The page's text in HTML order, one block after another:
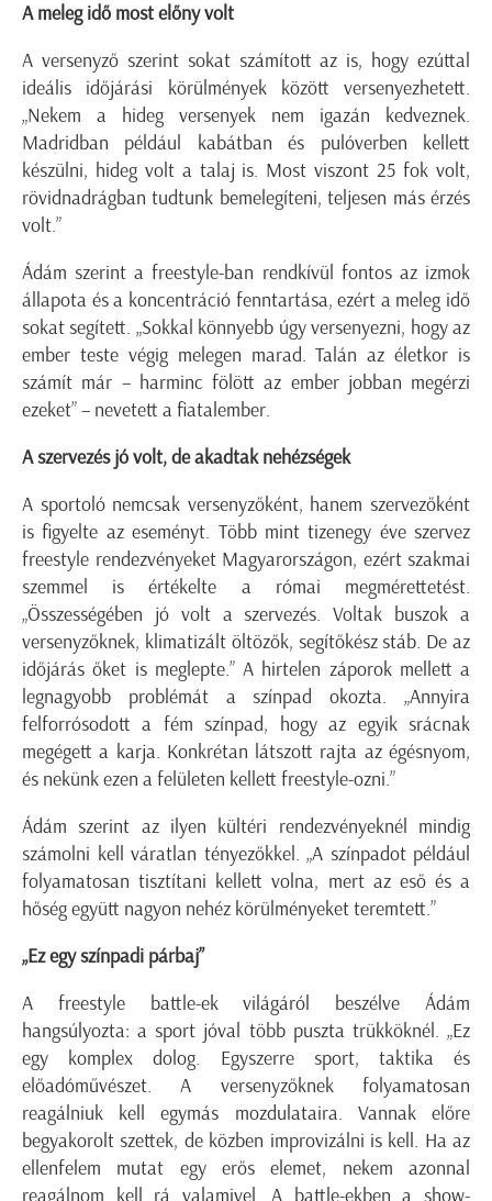
A meleg idő most előny volt
A versenyző szerint sokat számított az is, hogy ezúttal
ideális időjárási körülmények között versenyezhetett.
„Nekem a hideg versenyek nem igazán kedveznek.
Madridban például kabátban és pulóverben kellett
készülni, hideg volt a talaj is. Most viszont 25 fok volt,
rövidnadrágban tudtunk bemelegíteni, teljesen más érzés
volt.”
Ádám szerint a freestyle-ban rendkívül fontos az izmok
állapota és a koncentráció fenntartása, ezért a meleg idő
sokat segített. „Sokkal könnyebb úgy versenyezni, hogy az
ember teste végig melegen marad. Talán az életkor is
számít már – harminc fölött az ember jobban megérzi
ezeket” – nevetett a fiatalember.
A szervezés jó volt, de akadtak nehézségek
A sportoló nemcsak versenyzőként, hanem szervezőként
is figyelte az eseményt. Több mint tizenegy éve szervez
freestyle rendezvényeket Magyarországon, ezért szakmai
szemmel is értékelte a római megmérettetést.
„Összességében jó volt a szervezés. Voltak buszok a
versenyzőknek, klimatizált öltözők, segítőkész stáb. De az
időjárás őket is meglepte.” A hirtelen záporok mellett a
legnagyobb problémát a színpad okozta. „Annyira
felforrósodott a fém színpad, hogy az egyik srácnak
megégett a karja. Konkrétan látszott rajta az égésnyom,
és nekünk ezen a felületen kellett freestyle-ozni.”
Ádám szerint az ilyen kültéri rendezvényeknél mindig
számolni kell váratlan tényezőkkel. „A színpadot például
folyamatosan tisztítani kellett volna, mert az eső és a
hőség együtt nagyon nehéz körülményeket teremtett.”
„Ez egy színpadi párbaj”
A freestyle battle-ek világáról beszélve Ádám
hangsúlyozta: a sport jóval több puszta trükköknél. „Ez
egy komplex dolog. Egyszerre sport, taktika és
előadóművészet. A versenyzőknek folyamatosan
reagálniuk kell egymás mozdulataira. Vannak előre
begyakorolt szettek, de közben improvizálni is kell. Ha az
ellenfelem mutat egy erős elemet, nekem azonnal
reagálnom kell rá valamivel. A battle-ekben a show-